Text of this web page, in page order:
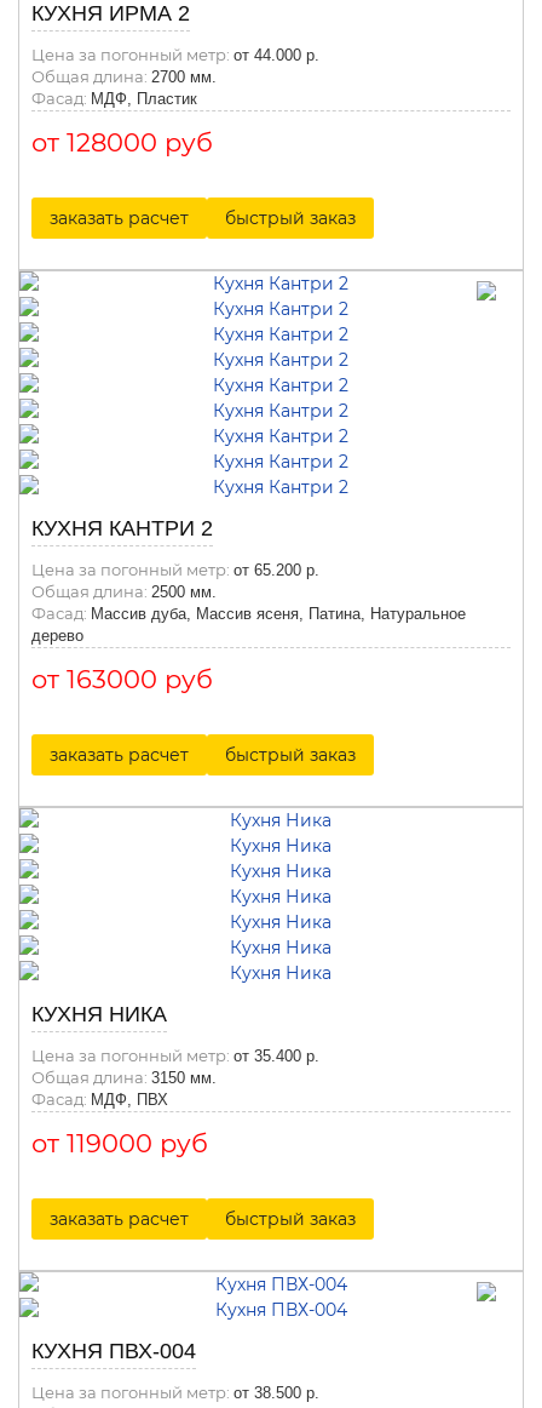
КУХНЯ ИРМА 2
Цена за погонный метр: от 44.000 р.
Общая длина: 2700 мм.
Фасад: МДФ, Пластик
от 128000 руб
заказать расчет быстрый заказ
КУХНЯ КАНТРИ 2
Цена за погонный метр: от 65.200 р.
Общая длина: 2500 мм.
Фасад: Массив дуба, Массив ясеня, Патина, Натуральное
дерево
от 163000 руб
заказать расчет быстрый заказ
КУХНЯ НИКА
Цена за погонный метр: от 35.400 р.
Общая длина: 3150 мм.
Фасад: МДФ, ПВХ
от 119000 руб
заказать расчет быстрый заказ
КУХНЯ ПВХ-004
Цена за погонный метр: от 38.500 р.